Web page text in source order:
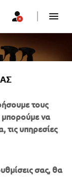
maintenance
and
τους
μπορούμε να
τις υπηρεσίες
σας, θα